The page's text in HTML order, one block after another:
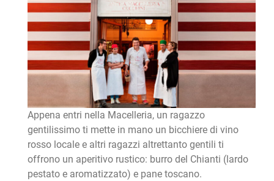
Appena entri nella Macelleria, un ragazzo
gentilissimo ti mette in mano un bicchiere di vino
rosso locale e altri ragazzi altrettanto gentili ti
offrono un aperitivo rustico: burro del Chianti (lardo
pestato e aromatizzato) e pane toscano.